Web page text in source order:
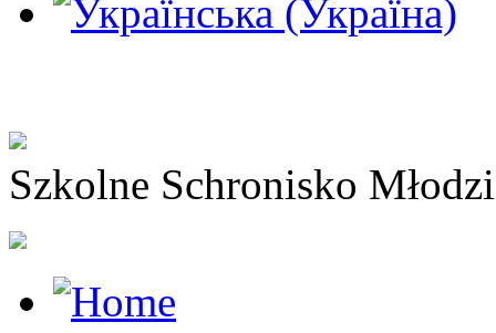
Szkolne Schronisko